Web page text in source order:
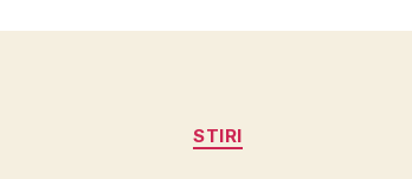
Categories
STIRI